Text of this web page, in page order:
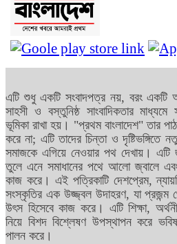
এটি শুধু একটি সংবাদপত্র নয়, বরং একটি
সাহসী ও বস্তুনিষ্ঠ সাংবাদিকতার মাধ্যমে
ভূমিকা রাখা হয়। "প্রথম বাংলাদেশ" তার
করে না; এটি তাদের চিন্তা ও দৃষ্টিভঙ্গিতে
সমাজকে এগিয়ে নেওয়ার পথ দেখায়। এটি
তুলে এনে সমাধানের পথে আলো জ্বালে
কাজ করে। এই পত্রিকাটি দেশপ্রেম,
সংস্কৃতির এক উজ্জ্বল উদাহরণ, যা প্রজন্ম
উৎস হিসেবে কাজ করে। এটি শিক্ষা,
নিয়ে বিশদ বিশ্লেষণ উপস্থাপন করে
পালন করে।